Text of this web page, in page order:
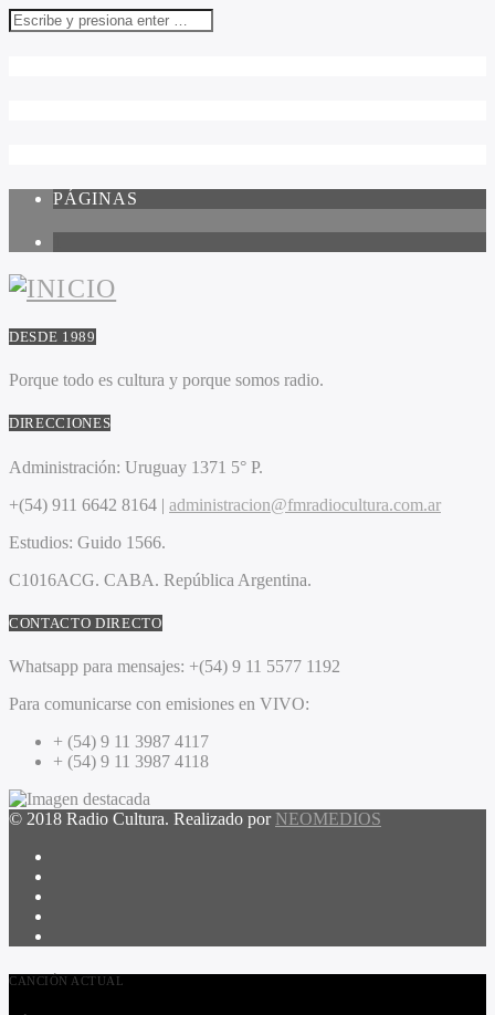
PÁGINAS
DESDE 1989
Porque todo es cultura y porque somos radio.
DIRECCIONES
Administración: Uruguay 1371 5° P.
+(54) 911 6642 8164 | administracion@fmradiocultura.com.ar
Estudios: Guido 1566.
C1016ACG. CABA. República Argentina.
CONTACTO DIRECTO
Whatsapp para mensajes: +(54) 9 11 5577 1192
Para comunicarse con emisiones en VIVO:
+ (54) 9 11 3987 4117
+ (54) 9 11 3987 4118
© 2018 Radio Cultura. Realizado por NEOMEDIOS
CANCIÓN ACTUAL